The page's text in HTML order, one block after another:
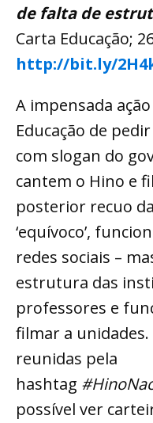
de falta de
Carta Educação;
http://bit.ly/
A impensada
Educação de
com slogan do
cantem o Hino e
posterior recuo
‘equívoco’,
redes sociais –
estrutura das
professores e
filmar a unidades.
reunidas pela
hashtag
possível ver